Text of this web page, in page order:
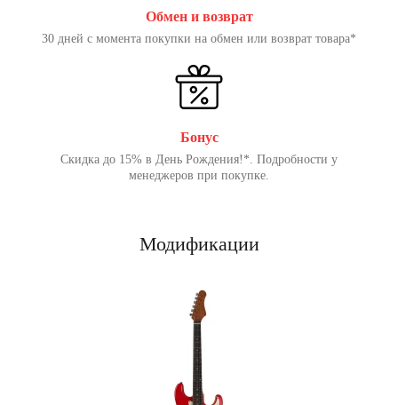
Обмен и возврат
30 дней с момента покупки на обмен или возврат товара*
Бонус
Скидка до 15% в День Рождения!*. Подробности у
менеджеров при покупке.
Модификации